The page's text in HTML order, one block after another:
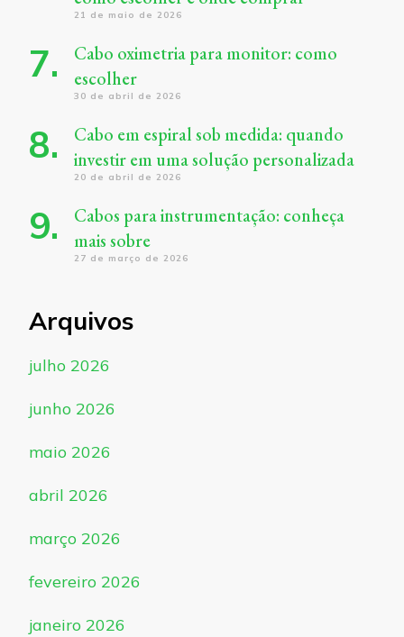
21 de maio de 2026
Cabo oximetria para monitor: como
escolher
30 de abril de 2026
Cabo em espiral sob medida: quando
investir em uma solução personalizada
20 de abril de 2026
Cabos para instrumentação: conheça
mais sobre
27 de março de 2026
Arquivos
julho 2026
junho 2026
maio 2026
abril 2026
março 2026
fevereiro 2026
janeiro 2026